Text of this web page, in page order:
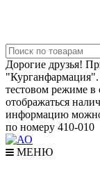
Дорогие друзья!
"Курганфармация".
тестовом режиме в
отображаться
информацию
по номеру 410-010
МЕНЮ